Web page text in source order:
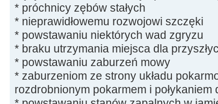
* próchnicy zębów stałych
* nieprawidłowemu rozwojowi szczęki
* powstawaniu niektórych wad zgryzu
* braku utrzymania miejsca dla
* powstawaniu zaburzeń mowy
* zaburzeniom ze strony układu
rozdrobnionym pokarmem i połykaniem